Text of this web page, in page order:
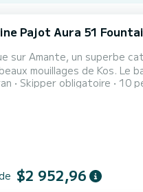
Pajot Aura 51
sur Amante, un superbe
Le bateau dispose de 5 cabines tout confort et une capacité d'embarcation de 10 personnes.
longueur totale de 16
Skipper obligatoire 10
$2 952,96